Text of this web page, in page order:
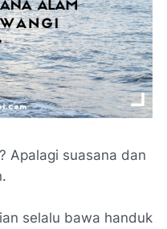
Apalagi suasana dan
selalu bawa handuk